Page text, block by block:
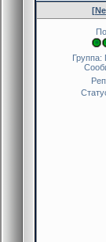
Группа: